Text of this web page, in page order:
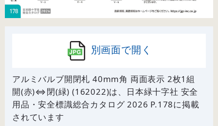
別画面で開く
アルミバルブ開閉札 40mm角 両面表示 2枚1組
開(赤)⇔閉(緑) (162022)は、日本緑十字社 安全
用品・安全標識総合カタログ 2026 P.178に掲載
されています